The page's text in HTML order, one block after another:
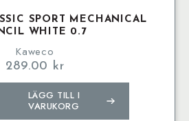
SPORT MECHANICAL
WHITE 0.7
Kaweco
289.00 kr
LÄGG TILL I
VARUKORG